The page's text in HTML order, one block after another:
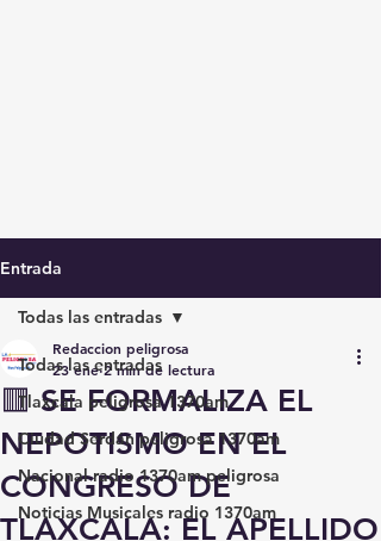
Entrada
Todas las entradas
Tlaxcala peligrosa 1370am
Ciudad Serdán peligrosa 1370am
Nacional radio 1370am peligrosa
Noticias Musicales radio 1370am
Todas las entradas
🟥 SE FORMALIZA EL
NEPOTISMO EN EL
CONGRESO DE
TLAXCALA: EL APELLIDO
Redaccion peligrosa
23 ene 2 min de lectura